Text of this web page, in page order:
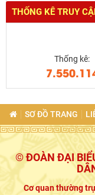
THỐNG KÊ TRUY
Thống kê:
SƠ ĐỒ TRANG
© ĐOÀN ĐẠI
Cơ quan thường